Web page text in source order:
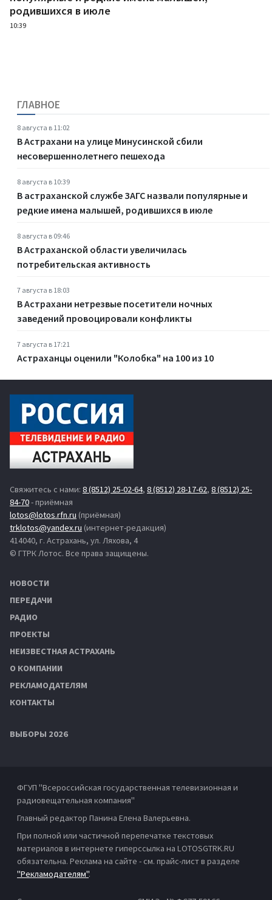
родившихся в июле
10:39
ГЛАВНОЕ
8 августа в 11:02
В Астрахани на улице Минусинской сбили
несовершеннолетнего пешехода
8 августа в 10:39
В астраханской службе ЗАГС назвали популярные и
редкие имена малышей, родившихся в июле
8 августа в 09:46
В Астраханской области увеличилась
потребительская активность
7 августа в 18:03
В Астрахани нетрезвые посетители ночных
заведений провоцировали конфликты
7 августа в 17:21
Астраханцы оценили "Колобка" на 100 из 10
Свяжитесь с нами: 8 (8512) 25-02-64, 8 (8512) 28-17-62, 8 (8512) 25-
84-70- приёмная
lotos@lotos.rfn.ru (приёмная)
trklotos@yandex.ru (интернет-редакция)
414040, г. Астрахань, ул. Ляхова, 4
© ГТРК Лотос. Все права защищены.
НОВОСТИ
ПЕРЕДАЧИ
РАДИО
ПРОЕКТЫ
НЕИЗВЕСТНАЯ АСТРАХАНЬ
О КОМПАНИИ
РЕКЛАМОДАТЕЛЯМ
КОНТАКТЫ
ВЫБОРЫ 2026
ФГУП "Всероссийская государственная телевизионная и
радиовещательная компания"
Главный редактор Панина Елена Валерьевна.
При полной или частичной перепечатке текстовых
материалов в интернете гиперссылка на LOTOSGTRK.RU
обязательна. Реклама на сайте - см. прайс-лист в разделе
"Рекламодателям".